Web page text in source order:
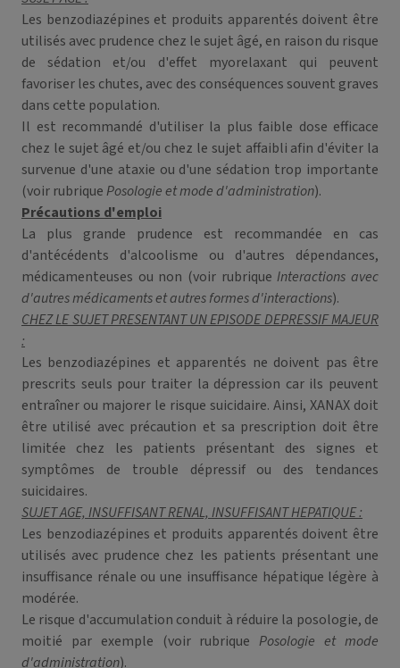
Les benzodiazépines et produits apparentés doivent être
utilisés avec prudence chez le sujet âgé, en raison du risque
de sédation et/ou d'effet myorelaxant qui peuvent
favoriser les chutes, avec des conséquences souvent graves
dans cette population.
Il est recommandé d'utiliser la plus faible dose efficace
chez le sujet âgé et/ou chez le sujet affaibli afin d'éviter la
survenue d'une ataxie ou d'une sédation trop importante
(voir rubriquePosologie et mode d'administration).
Précautions d'emploi
La plus grande prudence est recommandée en cas
d'antécédents d'alcoolisme ou d'autres dépendances,
médicamenteuses ou non (voir rubriqueInteractions avec
d'autres médicaments et autres formes d'interactions).
CHEZ LE SUJET PRESENTANT UN EPISODE DEPRESSIF MAJEUR
:
Les benzodiazépines et apparentés ne doivent pas être
prescrits seuls pour traiter la dépression car ils peuvent
entraîner ou majorer le risque suicidaire. Ainsi, XANAX doit
être utilisé avec précaution et sa prescription doit être
limitée chez les patients présentant des signes et
symptômes de trouble dépressif ou des tendances
suicidaires.
SUJET AGE, INSUFFISANT RENAL, INSUFFISANT HEPATIQUE :
Les benzodiazépines et produits apparentés doivent être
utilisés avec prudence chez les patients présentant une
insuffisance rénale ou une insuffisance hépatique légère à
modérée.
Le risque d'accumulation conduit à réduire la posologie, de
moitié par exemple (voir rubriquePosologie et mode
d'administration).